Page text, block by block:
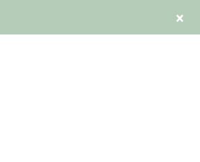
×